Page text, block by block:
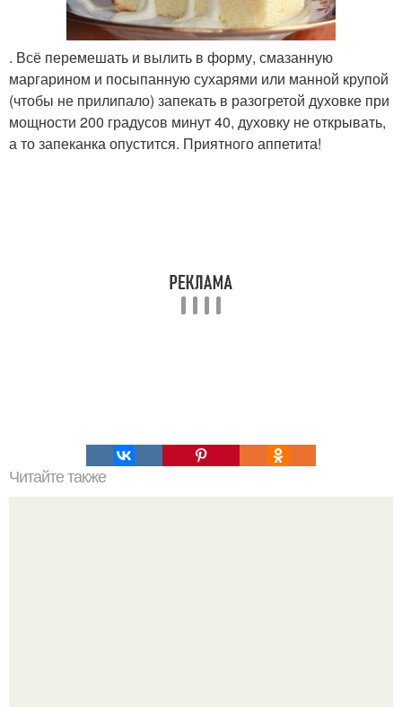
. Всё перемешать и вылить в форму, смазанную
маргарином и посыпанную сухарями или манной крупой
(чтобы не прилипало) запекать в разогретой духовке при
мощности 200 градусов минут 40, духовку не открывать,
а то запеканка опустится. Приятного аппетита!
Читайте также